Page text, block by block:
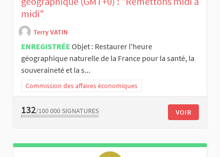
midi"
Terry VATIN
ENREGISTRÉE Objet : Restaurer l'heure
géographique naturelle de la France pour la santé, la
souveraineté et la s...
Commission des affaires économiques
132/100 000 SIGNATURES VOIR